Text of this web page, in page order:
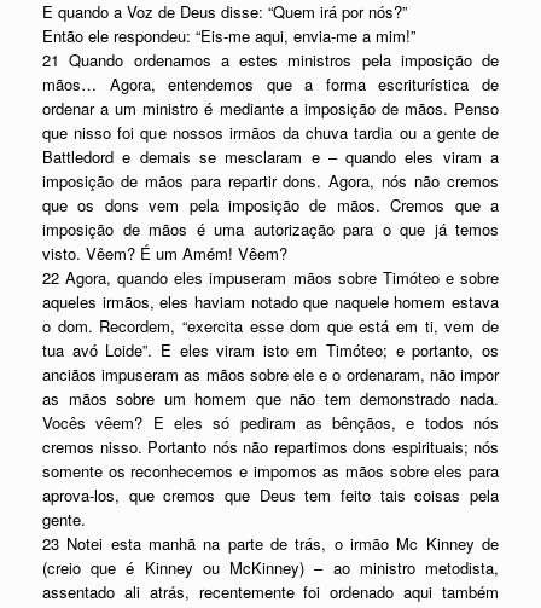
E quando a Voz de Deus disse: “Quem irá por nós?”
Então ele respondeu: “Eis-me aqui, envia-me a mim!”
21 Quando ordenamos a estes ministros pela imposição de
mãos… Agora, entendemos que a forma escriturística de
ordenar a um ministro é mediante a imposição de mãos. Penso
que nisso foi que nossos irmãos da chuva tardia ou a gente de
Battledord e demais se mesclaram e – quando eles viram a
imposição de mãos para repartir dons. Agora, nós não cremos
que os dons vem pela imposição de mãos. Cremos que a
imposição de mãos é uma autorização para o que já temos
visto. Vêem? É um Amém! Vêem?
22 Agora, quando eles impuseram mãos sobre Timóteo e sobre
aqueles irmãos, eles haviam notado que naquele homem estava
o dom. Recordem, “exercita esse dom que está em ti, vem de
tua avó Loide”. E eles viram isto em Timóteo; e portanto, os
anciãos impuseram as mãos sobre ele e o ordenaram, não impor
as mãos sobre um homem que não tem demonstrado nada.
Vocês vêem? E eles só pediram as bênçãos, e todos nós
cremos nisso. Portanto nós não repartimos dons espirituais; nós
somente os reconhecemos e impomos as mãos sobre eles para
aprova-los, que cremos que Deus tem feito tais coisas pela
gente.
23 Notei esta manhã na parte de trás, o irmão Mc Kinney de
(creio que é Kinney ou McKinney) – ao ministro metodista,
assentado ali atrás, recentemente foi ordenado aqui também